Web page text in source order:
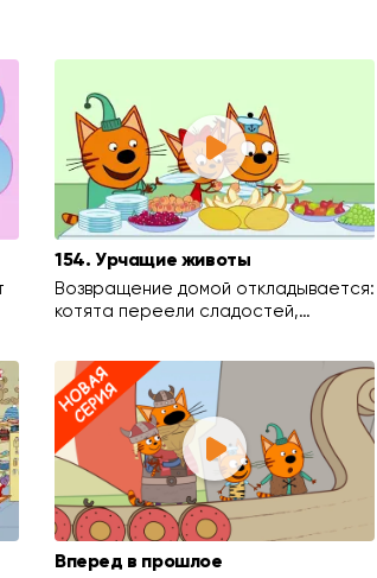
154. Урчащие животы
Возвращение домой откладывается:
котята переели сладостей,…
Вперед в прошлое